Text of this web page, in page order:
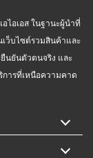
ไอเอส ในฐานะผู้นำที่
ว็บไซต์รวมสินค้าและ
นยันตัวตนจริง และ
ารที่เหนือความคาด